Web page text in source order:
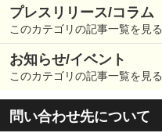
プレスリリース/コラム
このカテゴリの記事一覧を見る
お知らせ/イベント
このカテゴリの記事一覧を見る
問い合わせ先について